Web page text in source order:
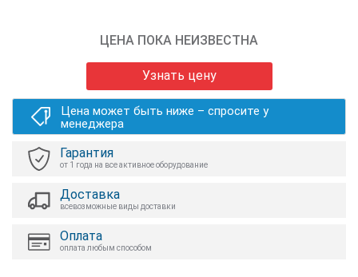
ЦЕНА ПОКА НЕИЗВЕСТНА
Узнать цену
Цена может быть ниже – спросите у
менеджера
Гарантия
от 1 года на все активное оборудование
Доставка
всевозможные виды доставки
Оплата
оплата любым способом